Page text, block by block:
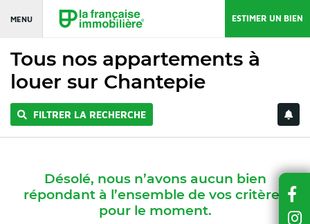
MENU ESTIMER UN BIEN
Tous nos appartements à
louer sur Chantepie
FILTRER LA RECHERCHE
Désolé, nous n’avons aucun bien
répondant à l’ensemble de vos critères
pour le moment.